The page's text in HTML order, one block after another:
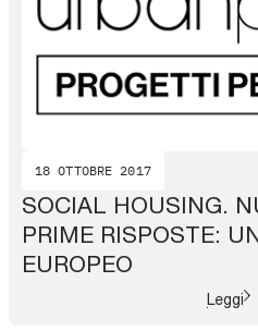
18 OTTOBRE 2017
SOCIAL HOUSING.
PRIME RISPOSTE:
EUROPEO
Leggi